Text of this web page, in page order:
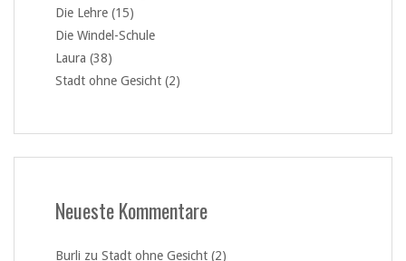
Die Lehre (15)
Die Windel-Schule
Laura (38)
Stadt ohne Gesicht (2)
Neueste Kommentare
Burli zu Stadt ohne Gesicht (2)